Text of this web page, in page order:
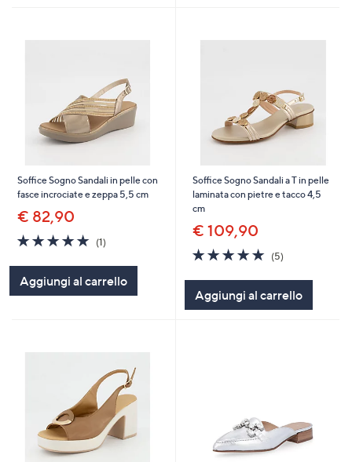
Soffice Sogno Sandali in pelle con
fasce incrociate e zeppa 5,5 cm
€ 82,90
5.0
of
5
Stars
(1)
Aggiungi al carrello
Soffice Sogno Sandali a T in pelle
laminata con pietre e tacco 4,5
cm
€ 109,90
4.8
of
5
Stars
(5)5
Aggiungi al carrello